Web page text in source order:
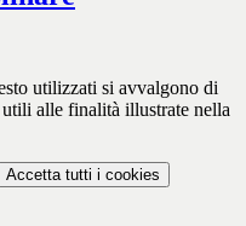
utilizzati si avvalgono di
alle finalità illustrate nella
Accetta tutti i cookies